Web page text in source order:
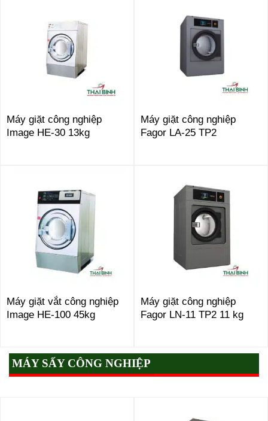
Máy giặt công nghiệp
Image HE-30 13kg
Máy giặt công nghiệp
Fagor LA-25 TP2
Máy giặt vắt công nghiệp
Image HE-100 45kg
Máy giặt công nghiệp
Fagor LN-11 TP2 11 kg
MÁY SẤY CÔNG NGHIỆP